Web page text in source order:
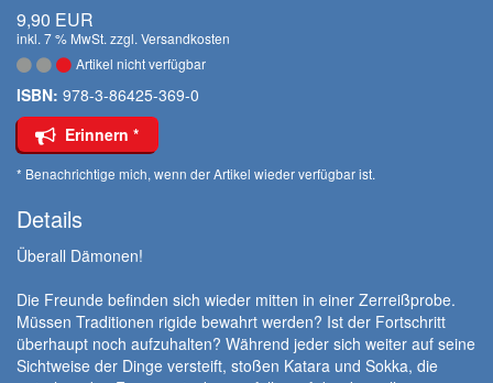
9,90 EUR
inkl. 7 % MwSt. zzgl. Versandkosten
Artikel nicht verfügbar
ISBN: 978-3-86425-369-0
Erinnern *
* Benachrichtige mich, wenn der Artikel wieder verfügbar ist.
Details
Überall Dämonen!
Die Freunde befinden sich wieder mitten in einer Zerreißprobe.
Müssen Traditionen rigide bewahrt werden? Ist der Fortschritt
überhaupt noch aufzuhalten? Während jeder sich weiter auf seine
Sichtweise der Dinge versteift, stoßen Katara und Sokka, die